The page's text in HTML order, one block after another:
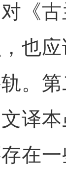
《
也
。
文译
在